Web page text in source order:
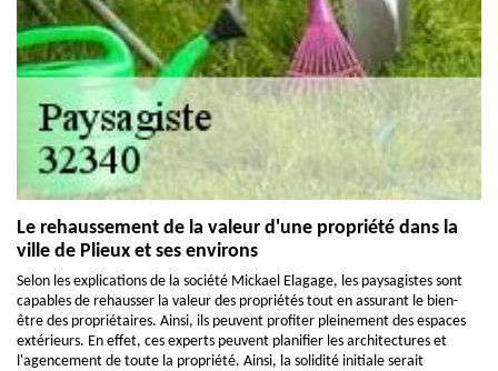
Le rehaussement de la valeur d'une propriété dans la
ville de Plieux et ses environs
Selon les explications de la société Mickael Elagage, les paysagistes sont
capables de rehausser la valeur des propriétés tout en assurant le bien-
être des propriétaires. Ainsi, ils peuvent profiter pleinement des espaces
extérieurs. En effet, ces experts peuvent planifier les architectures et
l'agencement de toute la propriété. Ainsi, la solidité initiale serait